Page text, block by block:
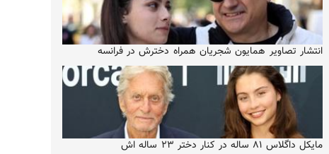
انتشار تصاویر همایون شجریان همراه دخترش در فرانسه
مایکل داگلاس ۸۱ ساله در کنار دختر ۲۳ ساله اش